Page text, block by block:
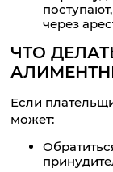
через
ЧТО
Если
может: